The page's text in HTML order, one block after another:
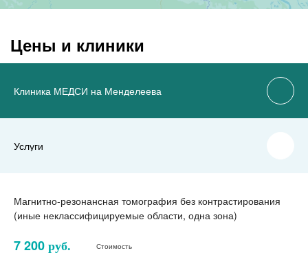
Цены и клиники
Клиника МЕДСИ на Менделеева
Услуги
Магнитно-резонансная томография без контрастирования
(иные неклассифицируемые области, одна зона)
7 200 руб. Стоимость